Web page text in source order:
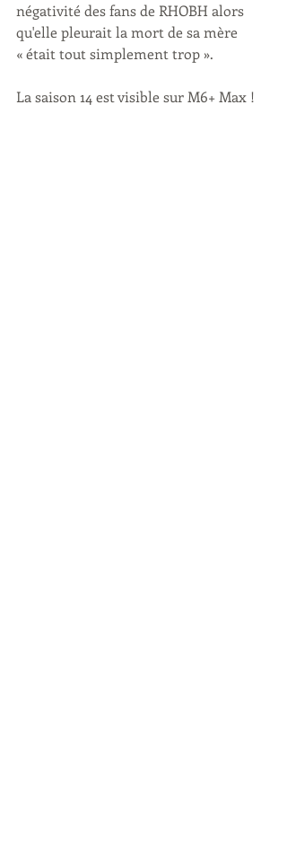
négativité des fans de RHOBH alors
qu'elle pleurait la mort de sa mère
« était tout simplement trop ».
La saison 14 est visible sur M6+ Max !